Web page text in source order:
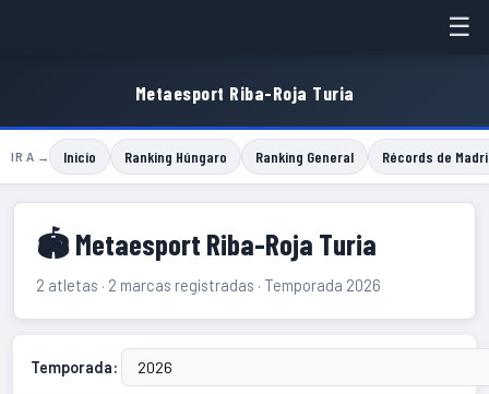
☰
Metaesport Riba-Roja Turia
IR A → Inicio Ranking Húngaro Ranking General Récords de
🏟 Metaesport Riba-Roja Turia
2 atletas · 2 marcas registradas · Temporada 2026
Temporada: